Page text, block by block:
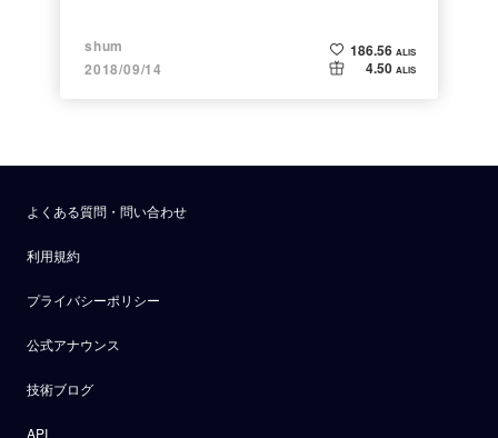
shum
2018/09/14
186.56 ALIS
4.50 ALIS
よくある質問・問い合わせ
利用規約
プライバシーポリシー
公式アナウンス
技術ブログ
API